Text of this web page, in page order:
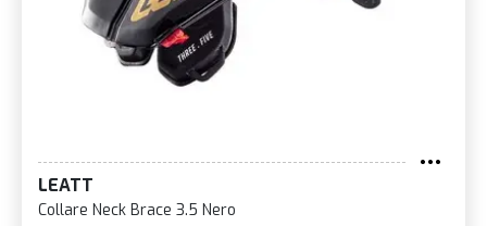
LEATT
Collare Neck Brace 3.5 Nero